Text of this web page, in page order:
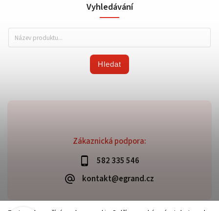
Zákaznická podpora:
582 335 546
kontakt@egrand.cz
Vyhledávání
Hledat